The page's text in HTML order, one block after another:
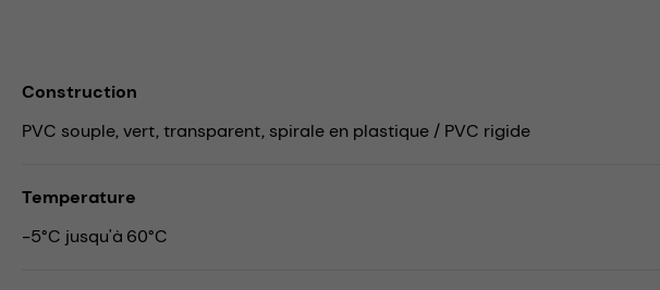
Construction
PVC souple, vert, transparent, spirale en plastique / PVC rigide
Temperature
-5°C jusqu'à 60°C